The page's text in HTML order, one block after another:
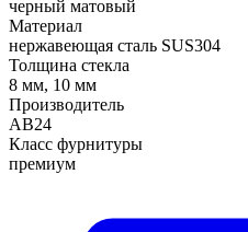
черный матовый
Материал
нержавеющая сталь SUS304
Толщина стекла
8 мм, 10 мм
Производитель
АВ24
Класс фурнитуры
премиум